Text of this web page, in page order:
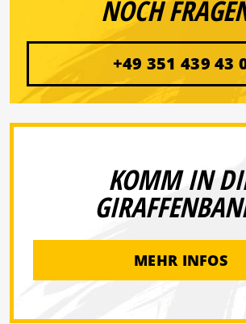
NOCH
+49 351 439 43
KOMM IN
MEHR INFOS